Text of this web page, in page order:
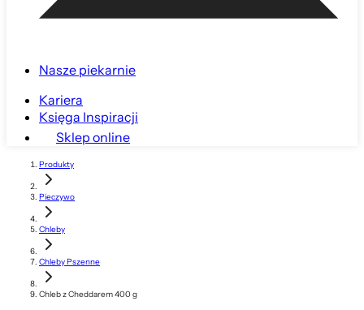
Nasze piekarnie
Kariera
Księga Inspiracji
Sklep online
Produkty
Pieczywo
Chleby
Chleby Pszenne
Chleb z Cheddarem 400 g